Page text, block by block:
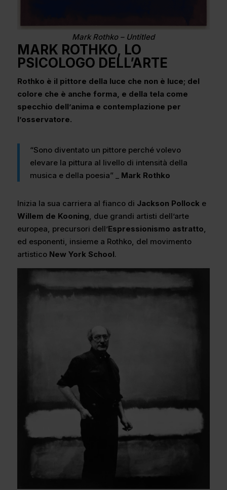
Mark Rothko – Untitled
MARK ROTHKO, LO
PSICOLOGO DELL’ARTE
Rothko è il pittore della luce che non è luce; del
colore che è anche forma, e della tela come
specchio dell’anima e contemplazione per
l’osservatore.
“Sono diventato un pittore perché volevo
elevare la pittura al livello di intensità della
musica e della poesia” _ Mark Rothko
Inizia la sua carriera al fianco di Jackson Pollock e
Willem de Kooning , due grandi artisti dell’arte
europea, precursori dell’Espressionismo astratto
ed esponenti, insieme a Rothko, del movimento
artistico New York School.